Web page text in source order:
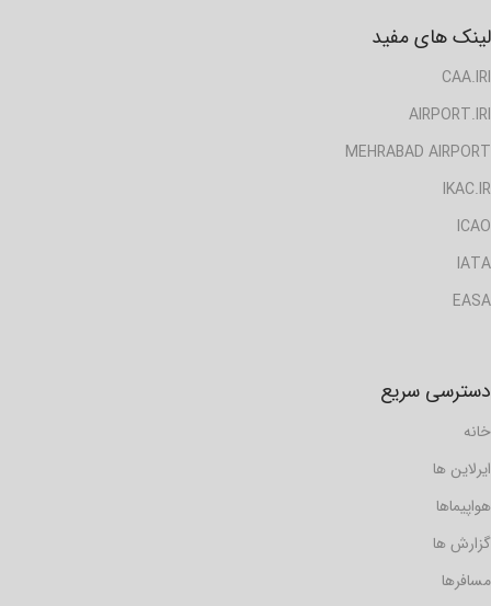
لینک های مفید
CAA.IRI
AIRPORT.IRI
MEHRABAD AIRPORT
IKAC.IR
ICAO
IATA
EASA
دسترسی سریع
خانه
ایرلاین ها
هواپیماها
گزارش ها
مسافرها